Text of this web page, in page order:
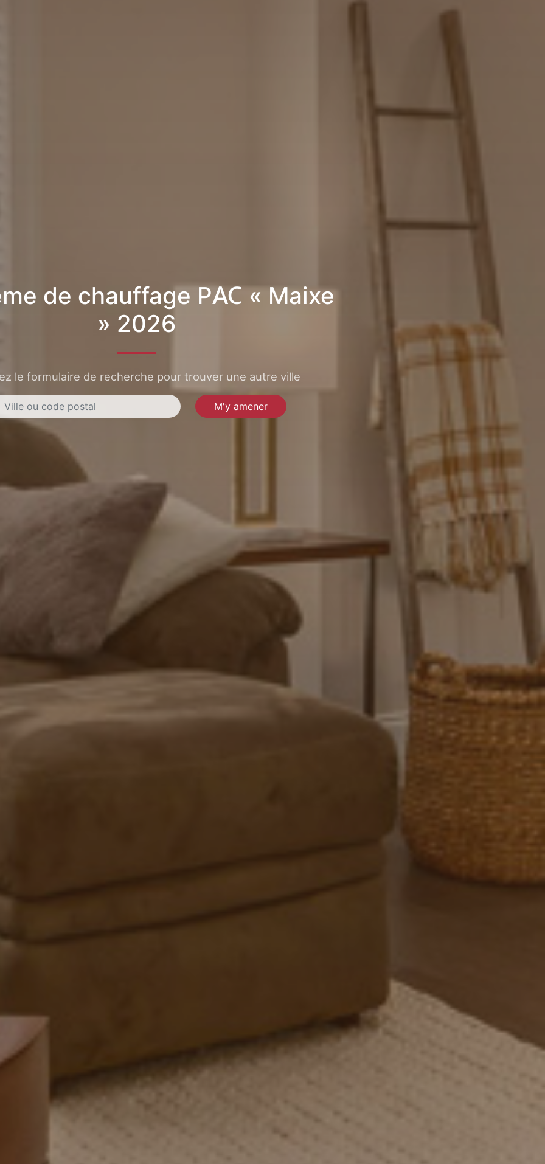
de chauffage PAC « Maixe
» 2026
le formulaire de recherche pour trouver une autre ville
M'y amener